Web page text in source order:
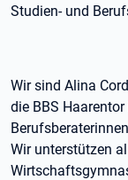
Studien- und
Wir sind Alina
die BBS
Wir unterstützen